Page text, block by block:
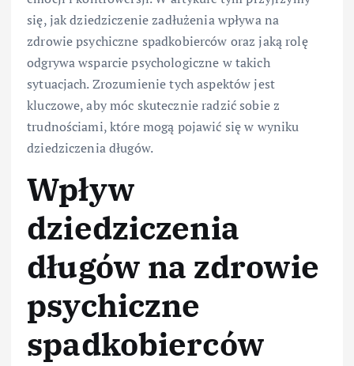
się, jak dziedziczenie zadłużenia wpływa na
zdrowie psychiczne spadkobierców oraz jaką rolę
odgrywa wsparcie psychologiczne w takich
sytuacjach. Zrozumienie tych aspektów jest
kluczowe, aby móc skutecznie radzić sobie z
trudnościami, które mogą pojawić się w wyniku
dziedziczenia długów.
Wpływ
dziedziczenia
długów na zdrowie
psychiczne
spadkobierców